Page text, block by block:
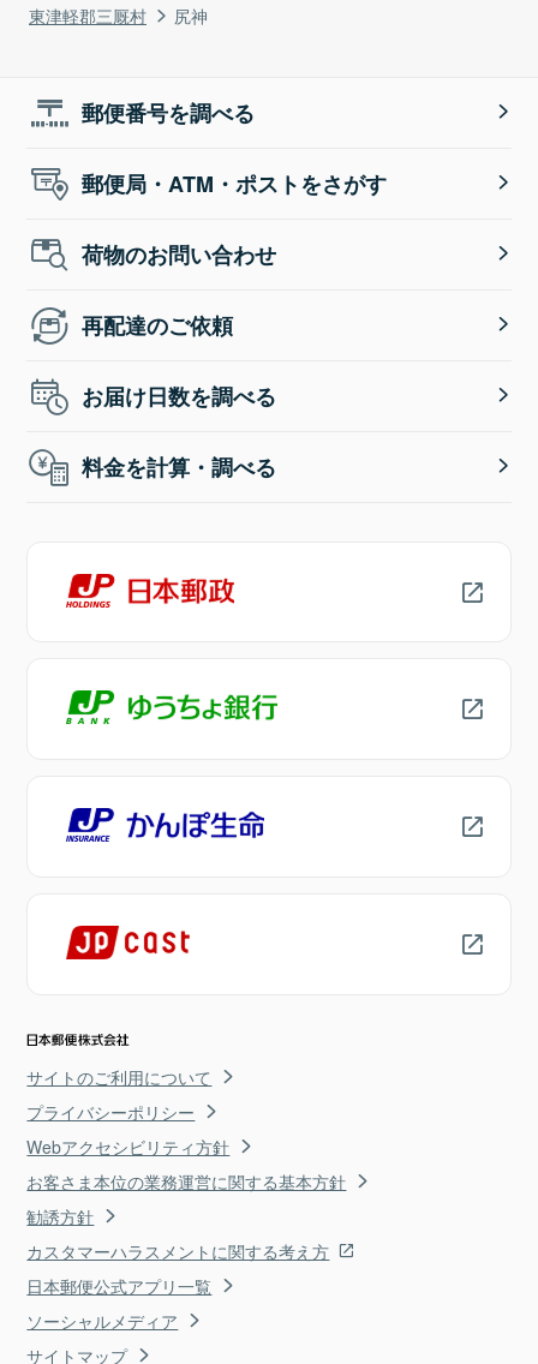
東津軽郡三厩村
尻神
郵便番号を調べる
郵便局・ATM・ポストをさがす
荷物のお問い合わせ
再配達のご依頼
お届け日数を調べる
料金を計算・調べる
サイトのご利用について
プライバシーポリシー
Webアクセシビリティ方針
お客さま本位の業務運営に関する基本方針
勧誘方針
カスタマーハラスメントに関する考え方
日本郵便公式アプリ一覧
ソーシャルメディア
サイトマップ